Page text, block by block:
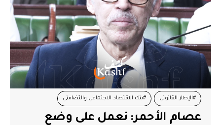
#الإطار القانوني #بنك الاقتصاد الاجتماعي والتضامني
#عصام الأحمر
عصام الأحمر: نعمل على وضع